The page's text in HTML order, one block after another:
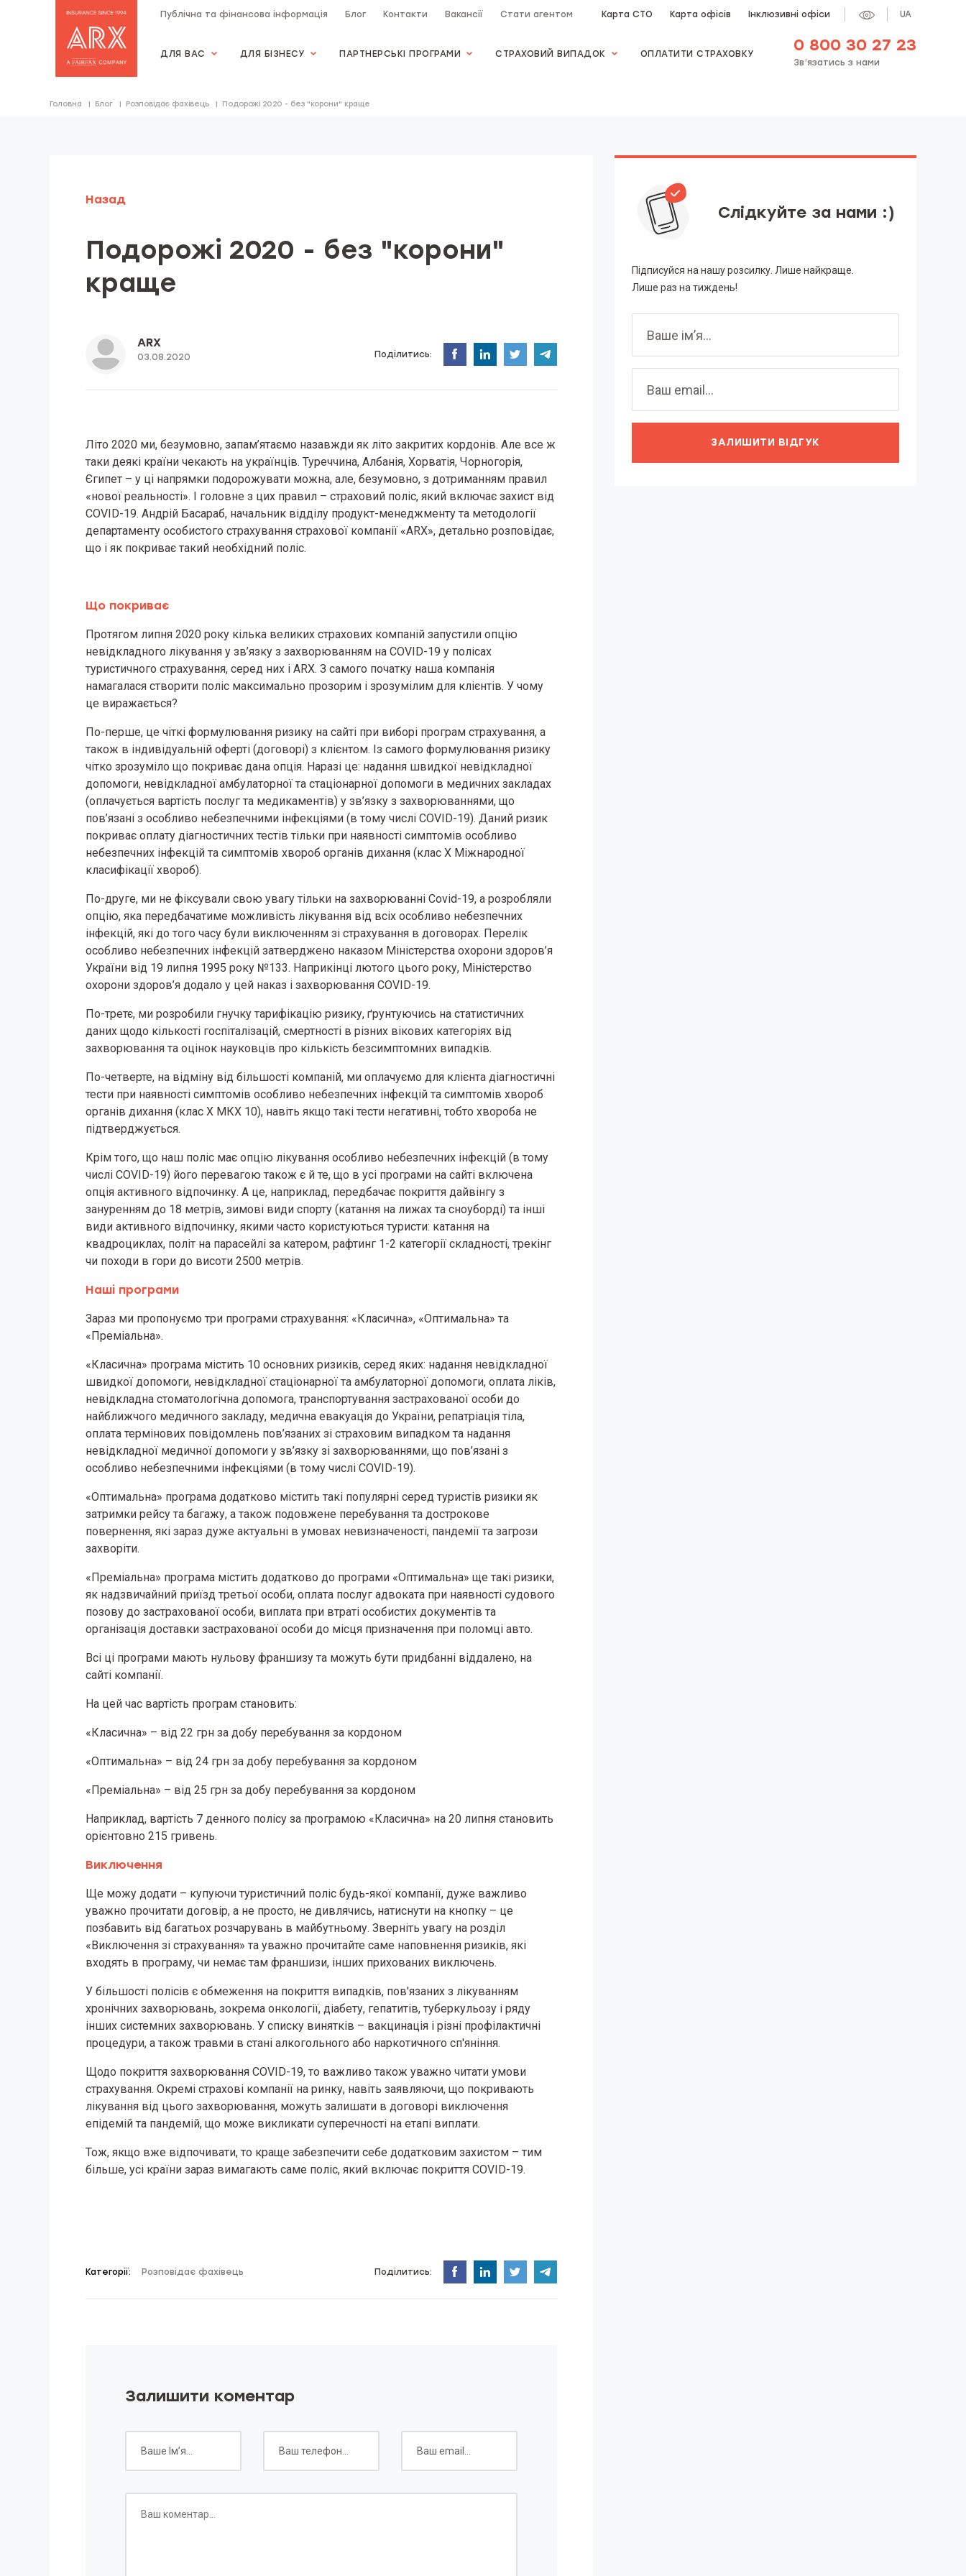
Публічна та фінансова інформація Блог Контакти Вакансії Стати агентом Карта СТО Карта офісів Інклюзивні офіси UA
ДЛЯ ВАС ДЛЯ БІЗНЕСУ ПАРТНЕРСЬКІ ПРОГРАМИ СТРАХОВИЙ ВИПАДОК ОПЛАТИТИ СТРАХОВКУ 0 800 30 27 23
Зв’язатись з нами
Головна Блог Розповідає фахівець Подорожі 2020 - без "корони" краще
Назад
Подорожі 2020 - без "корони"
краще
ARX
03.08.2020 Поділитись:
Літо 2020 ми, безумовно, запам’ятаємо назавжди як літо закритих кордонів. Але все ж
таки деякі країни чекають на українців. Туреччина, Албанія, Хорватія, Чорногорія,
Єгипет – у ці напрямки подорожувати можна, але, безумовно, з дотриманням правил
«нової реальності». І головне з цих правил – страховий поліс, який включає захист від
COVID-19. Андрій Басараб, начальник відділу продукт-менеджменту та методології
департаменту особистого страхування страхової компанії «ARX», детально розповідає,
що і як покриває такий необхідний поліс.
Що покриває
Протягом липня 2020 року кілька великих страхових компаній запустили опцію
невідкладного лікування у зв’язку з захворюванням на СOVID-19 у полісах
туристичного страхування, серед них і ARX. З самого початку наша компанія
намагалася створити поліс максимально прозорим і зрозумілим для клієнтів. У чому
це виражається?
По-перше, це чіткі формулювання ризику на сайті при виборі програм страхування, а
також в індивідуальній оферті (договорі) з клієнтом. Із самого формулювання ризику
чітко зрозуміло що покриває дана опція. Наразі це: надання швидкої невідкладної
допомоги, невідкладної амбулаторної та стаціонарної допомоги в медичних закладах
(оплачується вартість послуг та медикаментів) у зв’язку з захворюваннями, що
пов’язані з особливо небезпечними інфекціями (в тому числі COVID-19). Даний ризик
покриває оплату діагностичних тестів тільки при наявності симптомів особливо
небезпечних інфекцій та симптомів хвороб органів дихання (клас Х Міжнародної
класифікації хвороб).
По-друге, ми не фіксували свою увагу тільки на захворюванні Сovid-19, а розробляли
опцію, яка передбачатиме можливість лікування від всіх особливо небезпечних
інфекцій, які до того часу були виключенням зі страхування в договорах. Перелік
особливо небезпечних інфекцій затверджено наказом Міністерства охорони здоров’я
України від 19 липня 1995 року №133. Наприкінці лютого цього року, Mіністерство
охорони здоров’я додало у цей наказ і захворювання COVID-19.
По-третє, ми розробили гнучку тарифікацію ризику, ґрунтуючись на статистичних
даних щодо кількості госпіталізацій, смертності в різних вікових категоріях від
захворювання та оцінок науковців про кількість безсимптомних випадків.
По-четверте, на відміну від більшості компаній, ми оплачуємо для клієнта діагностичні
тести при наявності симптомів особливо небезпечних інфекцій та симптомів хвороб
органів дихання (клас Х МКХ 10), навіть якщо такі тести негативні, тобто хвороба не
підтверджується.
Крім того, що наш поліс має опцію лікування особливо небезпечних інфекцій (в тому
числі COVID-19) його перевагою також є й те, що в усі програми на сайті включена
опція активного відпочинку. А це, наприклад, передбачає покриття дайвінгу з
зануренням до 18 метрів, зимові види спорту (катання на лижах та сноуборді) та інші
види активного відпочинку, якими часто користуються туристи: катання на
квадроциклах, політ на парасейлі за катером, рафтинг 1-2 категорії складності, трекінг
чи походи в гори до висоти 2500 метрів.
Наші програми
Зараз ми пропонуємо три програми страхування: «Класична», «Оптимальна» та
«Преміальна».
«Класична» програма містить 10 основних ризиків, серед яких: надання невідкладної
швидкої допомоги, невідкладної стаціонарної та амбулаторної допомоги, оплата ліків,
невідкладна стоматологічна допомога, транспортування застрахованої особи до
найближчого медичного закладу, медична евакуація до України, репатріація тіла,
оплата термінових повідомлень пов’язаних зі страховим випадком та надання
невідкладної медичної допомоги у зв’язку зі захворюваннями, що пов’язані з
особливо небезпечними інфекціями (в тому числі COVID-19).
«Оптимальна» програма додатково містить такі популярні серед туристів ризики як
затримки рейсу та багажу, а також подовжене перебування та дострокове
повернення, які зараз дуже актуальні в умовах невизначеності, пандемії та загрози
захворіти.
«Преміальна» програма містить додатково до програми «Оптимальна» ще такі ризики,
як надзвичайний приїзд третьої особи, оплата послуг адвоката при наявності судового
позову до застрахованої особи, виплата при втраті особистих документів та
організація доставки застрахованої особи до місця призначення при поломці авто.
Всі ці програми мають нульову франшизу та можуть бути придбанні віддалено, на
сайті компанії.
На цей час вартість програм становить:
«Класична» – від 22 грн за добу перебування за кордоном
«Оптимальна» – від 24 грн за добу перебування за кордоном
«Преміальна» – від 25 грн за добу перебування за кордоном
Наприклад, вартість 7 денного полісу за програмою «Класична» на 20 липня становить
орієнтовно 215 гривень.
Виключення
Ще можу додати – купуючи туристичний поліс будь-якої компанії, дуже важливо
уважно прочитати договір, а не просто, не дивлячись, натиснути на кнопку – це
позбавить від багатьох розчарувань в майбутньому. Зверніть увагу на розділ
«Виключення зі страхування» та уважно прочитайте саме наповнення ризиків, які
входять в програму, чи немає там франшизи, інших прихованих виключень.
У більшості полісів є обмеження на покриття випадків, пов'язаних з лікуванням
хронічних захворювань, зокрема онкології, діабету, гепатитів, туберкульозу і ряду
інших системних захворювань. У списку винятків – вакцинація і різні профілактичні
процедури, а також травми в стані алкогольного або наркотичного сп'яніння.
Щодо покриття захворювання СOVID-19, то важливо також уважно читати умови
страхування. Окремі страхові компанії на ринку, навіть заявляючи, що покривають
лікування від цього захворювання, можуть залишати в договорі виключення
епідемій та пандемій, що може викликати суперечності на етапі виплати.
Тож, якщо вже відпочивати, то краще забезпечити себе додатковим захистом – тим
більше, усі країни зараз вимагають саме поліс, який включає покриття COVID-19.
Категорії: Розповідає фахівець Поділитись:
Залишити коментар
Слідкуйте за нами :)
Підписуйся на нашу розсилку. Лише найкраще.
Лише раз на тиждень!
ЗАЛИШИТИ ВІДГУК